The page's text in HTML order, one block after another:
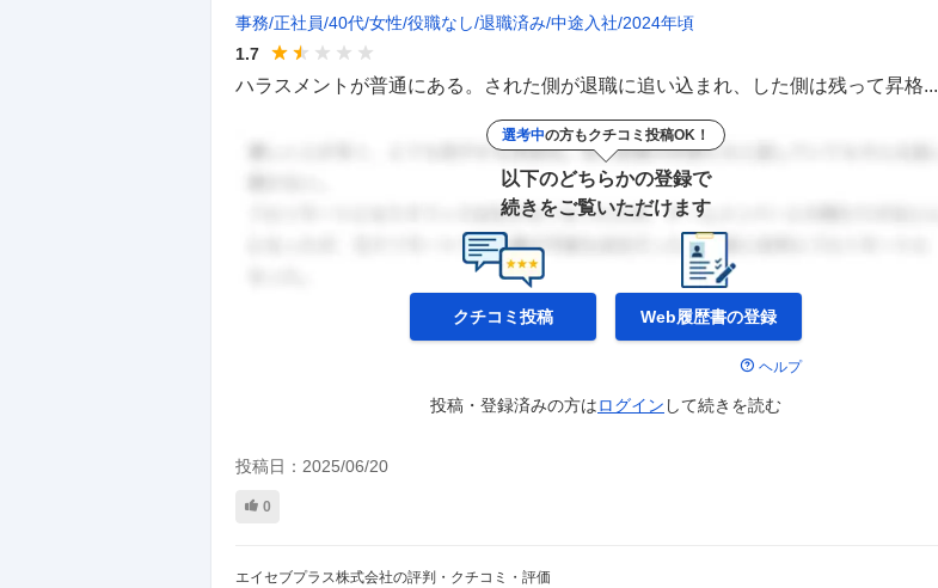
事務 正社員 40代 女性 役職なし 退職済み 中途入社 2024年頃
1.7
ハラスメントが普通にある。された側が退職に追い込まれ、した側は残って昇格...
選考中の方もクチコミ投稿OK！
以下のどちらかの登録で
続きをご覧いただけます
クチコミ投稿 Web履歴書の登録
ヘルプ
投稿・登録済みの方はログイン して続きを読む
投稿日： 2025/06/20
0
エイセブプラス株式会社の評判・クチコミ・評価